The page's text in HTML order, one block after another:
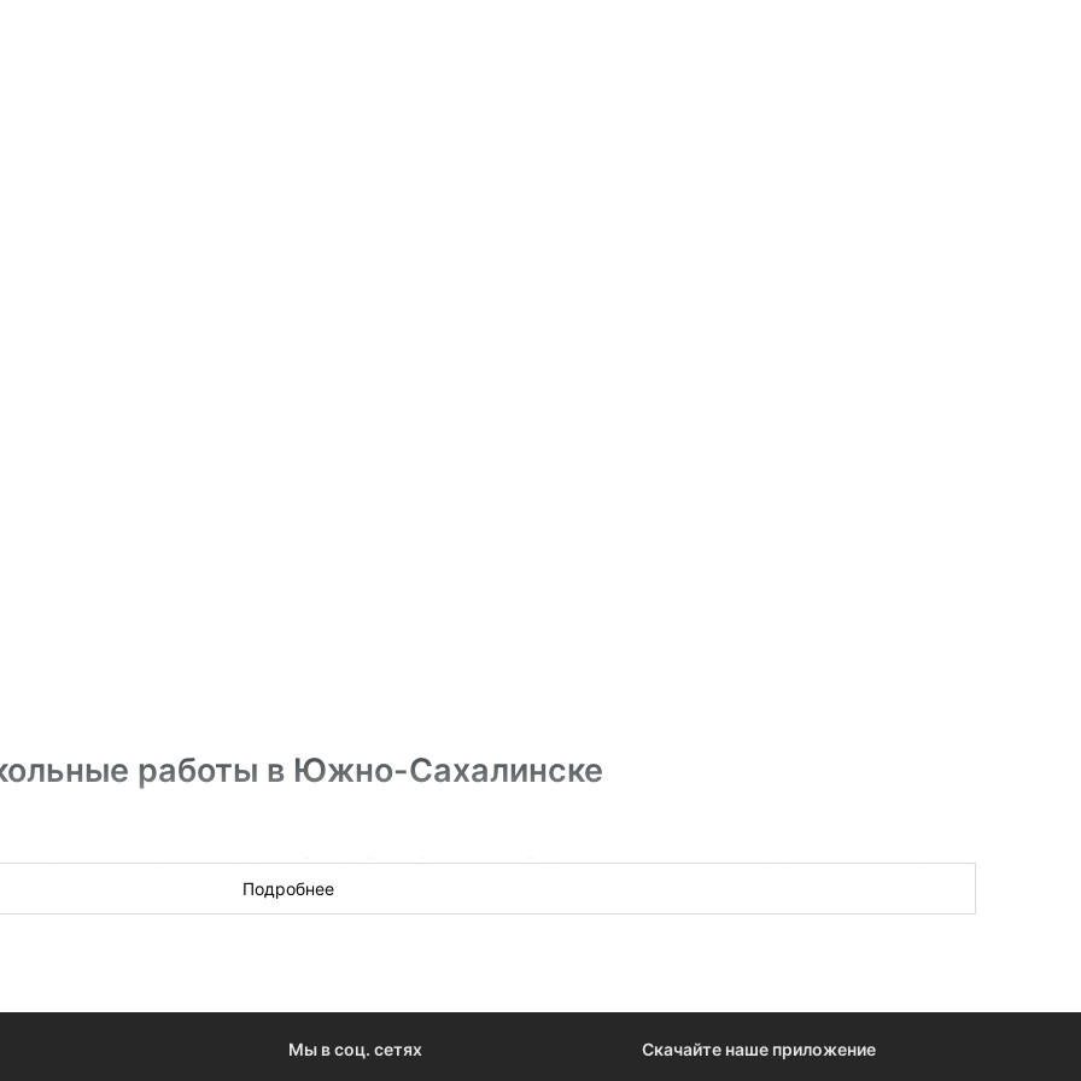
работы в Южно-Сахалинске
о тендерах на стекольные работы в Южно-Сахалинске. Вы сами принимаете решение: регистрироваться на
будет объявлен победитель тендера, чтобы предложить ему свои услуги.
Подробнее
Мы в соц. сетях Скачайте наше приложение